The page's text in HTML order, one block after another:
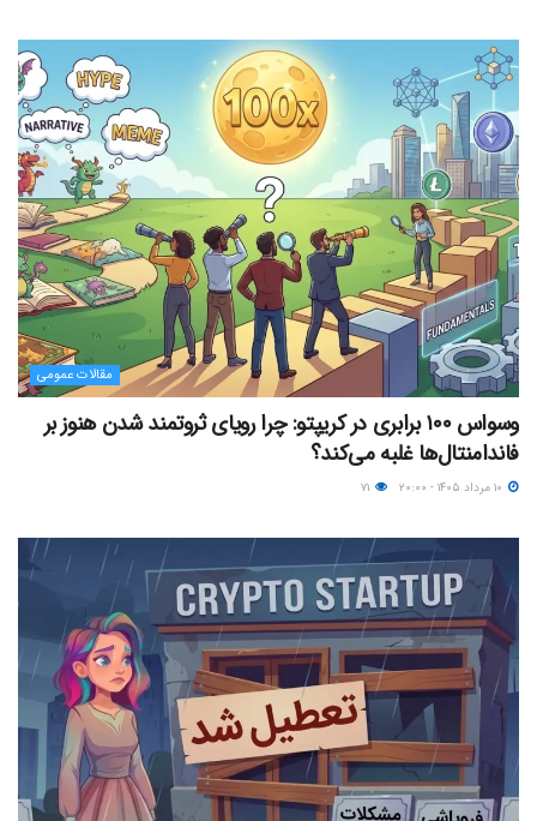
مقالات عمومی
وسواس ۱۰۰ برابری در کریپتو: چرا رویای ثروتمند شدن هنوز بر
فاندامنتال‌ها غلبه می‌کند؟